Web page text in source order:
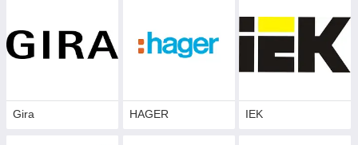
Gira HAGER IEK